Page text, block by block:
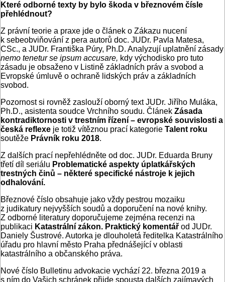
Které odborné texty by bylo škoda v březnovém čísle
přehlédnout?
Z právní teorie a praxe jde o článek o Zákazu nucení
k sebeobviňování z pera autorů doc. JUDr. Pavla Matesa,
CSc., a JUDr. Františka Púry, Ph.D. Analyzují uplatnění zásady
nemo tenetur se ipsum accusare, kdy východisko pro tuto
zásadu je obsaženo v Listině základních práv a svobod a
Evropské úmluvě o ochraně lidských práv a základních
svobod.
Pozornost si rovněž zaslouží oborný text JUDr. Jiřího Muláka,
Ph.D., asistenta soudce Vrchního soudu. Článek Zásada
kontradiktornosti v trestním řízení – evropské souvislosti a
česká reflexe je totiž vítěznou prací kategorie Talent roku
soutěže Právník roku 2018.
Z dalších prací nepřehlédněte od doc. JUDr. Eduarda Bruny
třetí díl seriálu Problematické aspekty úplatkářských
trestných činů – některé specifické nástroje k jejich
odhalování.
Březnové číslo obsahuje jako vždy pestrou mozaiku
z judikatury nejvyšších soudů a doporučení na nové knihy.
Z odborné literatury doporučujeme zejména recenzi na
publikaci Katastrální zákon. Praktický komentář od JUDr.
Daniely Šustrové. Autorka je dlouholetá ředitelka Katastrálního
úřadu pro hlavní město Praha přednášející v oblasti
katastrálního a občanského práva.
Nové číslo Bulletinu advokacie vychází 22. března 2019 a
s ním do Vašich schránek přijde spousta dalších zajímavých